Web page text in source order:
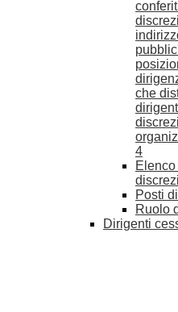
che
4
Posti
Ruolo
Dirigenti